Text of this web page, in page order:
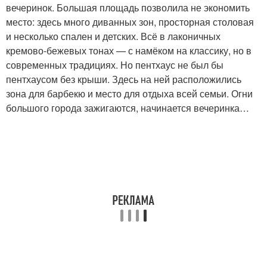
вечеринок. Большая площадь позволила не экономить
место: здесь много диванных зон, просторная столовая
и несколько спален и детских. Всё в лаконичных
кремово-бежевых тонах — с намёком на классику, но в
современных традициях. Но пентхаус не был бы
пентхаусом без крыши. Здесь на ней расположились
зона для барбекю и место для отдыха всей семьи. Огни
большого города зажигаются, начинается вечеринка…